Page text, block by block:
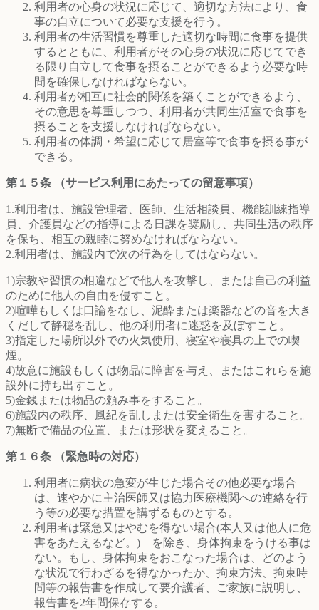
利用者の心身の状況に応じて、適切な方法により、食
事の自立について必要な支援を行う。
利用者の生活習慣を尊重した適切な時間に食事を提供
するとともに、利用者がその心身の状況に応じてでき
る限り自立して食事を摂ることができるよう必要な時
間を確保しなければならない。
利用者が相互に社会的関係を築くことができるよう、
その意思を尊重しつつ、利用者が共同生活室で食事を
摂ることを支援しなければならない。
利用者の体調・希望に応じて居室等で食事を摂る事が
できる。
第１５条 （サービス利用にあたっての留意事項）
1.利用者は、施設管理者、医師、生活相談員、機能訓練指導
員、介護員などの指導による日課を奨励し、共同生活の秩序
を保ち、相互の親睦に努めなければならない。
2.利用者は、施設内で次の行為をしてはならない。
1)宗教や習慣の相違などで他人を攻撃し、または自己の利益
のために他人の自由を侵すこと。
2)喧嘩もしくは口論をなし、泥酔または楽器などの音を大き
くだして静穏を乱し、他の利用者に迷惑を及ぼすこと。
3)指定した場所以外での火気使用、寝室や寝具の上での喫
煙。
4)故意に施設もしくは物品に障害を与え、またはこれらを施
設外に持ち出すこと。
5)金銭または物品の頼み事をすること。
6)施設内の秩序、風紀を乱しまたは安全衛生を害すること。
7)無断で備品の位置、または形状を変えること。
第１６条 （緊急時の対応）
利用者に病状の急変が生じた場合その他必要な場合
は、速やかに主治医師又は協力医療機関への連絡を行
う等の必要な措置を講ずるものとする。
利用者は緊急又はやむを得ない場合(本人又は他人に危
害をあたえるなど。) を除き、身体拘束をうける事は
ない。もし、身体拘束をおこなった場合は、どのよう
な状況で行わざるを得なかったか、拘束方法、拘束時
間等の報告書を作成して要介護者、ご家族に説明し、
報告書を2年間保存する。